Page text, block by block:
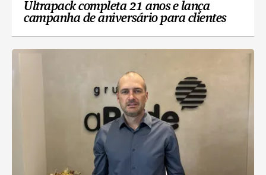
Ultrapack completa 21 anos e lança
campanha de aniversário para clientes